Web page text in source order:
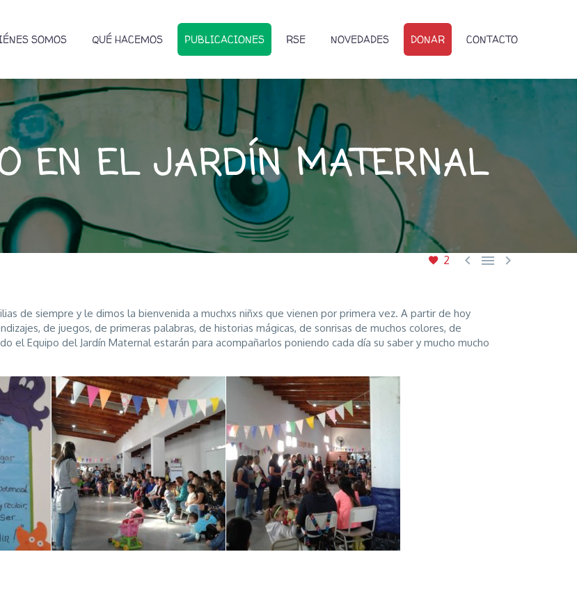
SOMOS QUÉ HACEMOS PUBLICACIONES RSE NOVEDADES DONAR CONTACTO
EN EL JARDÍN MATERNAL
2   
de siempre y le dimos la bienvenida a muchxs niñxs que vienen por primera vez. A partir de hoy
de juegos, de primeras palabras, de historias mágicas, de sonrisas de muchos colores, de
Equipo del Jardín Maternal estarán para acompañarlos poniendo cada día su saber y mucho mucho